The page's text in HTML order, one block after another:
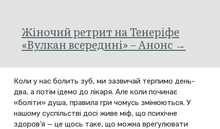
Жіночий ретрит на Тенеріфе
«Вулкан всередині» – Анонс →
Коли у нас болить зуб, ми зазвичай терпимо день-
два, а потім ідемо до лікаря. Але коли починає
«боліти» душа, правила гри чомусь змінюються. У
нашому суспільстві досі живе міф, що психічне
здоров’я — це щось таке, що можна врегулювати